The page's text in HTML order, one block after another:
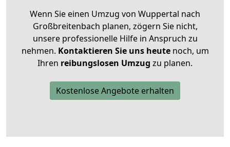
Wenn Sie einen Umzug von Wuppertal nach
Großbreitenbach planen, zögern Sie nicht,
unsere professionelle Hilfe in Anspruch zu
nehmen. Kontaktieren Sie uns heutenoch, um
Ihren reibungslosen Umzug zu planen.
Kostenlose Angebote erhalten